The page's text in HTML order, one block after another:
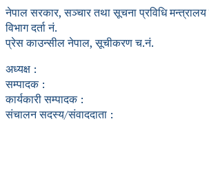
नेपाल सरकार, सञ्चार तथा सूचना प्रविधि
विभाग दर्ता नं.
प्रेस काउन्सील नेपाल, सूचीकरण च.नं.
अध्यक्ष :
सम्पादक :
कार्यकारी सम्पादक :
संचालन सदस्य/संवाददाता :